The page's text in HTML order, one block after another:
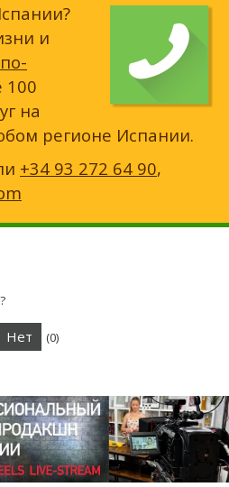
и
100
на
регионе Испании.
+34 93 272 64 90,
Нет (0)